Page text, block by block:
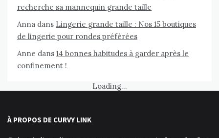
recherche sa mannequin grande taille
Anna dans Lingerie grande taille : Nos 15 boutiques
de lingerie pour rondes préférées
Anne dans 14 bonnes habitudes à garder après le
confinement !
Loading...
À PROPOS DE CURVY LINK